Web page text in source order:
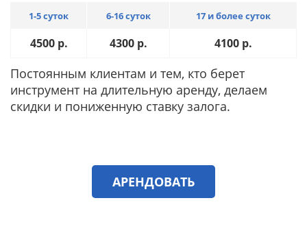
1-5 суток 6-16 суток 17 и более суток
4500 р. 4300 р. 4100 р.
Постоянным клиентам и тем, кто берет
инструмент на длительную аренду, делаем
скидки и пониженную ставку залога.
АРЕНДОВАТЬ